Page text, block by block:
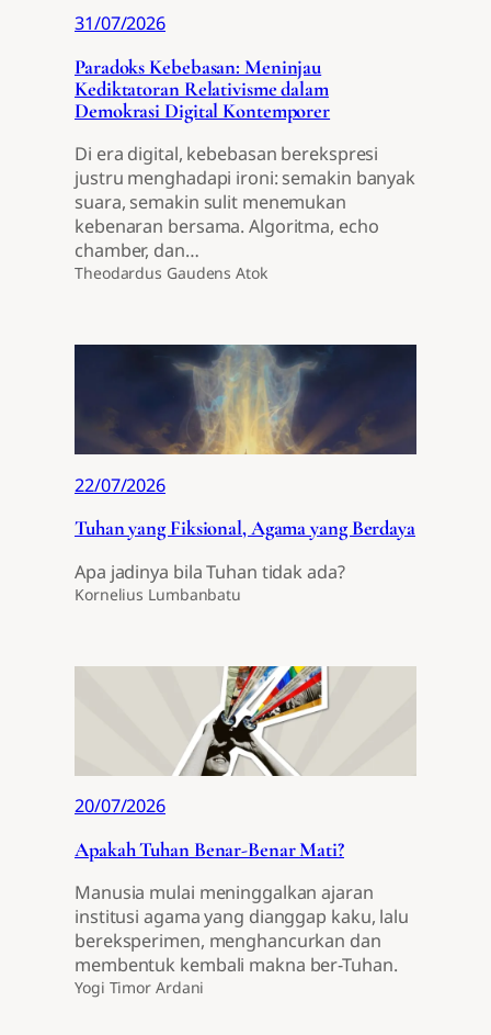
31/07/2026
Paradoks Kebebasan: Meninjau
Kediktatoran Relativisme dalam
Demokrasi Digital Kontemporer
Di era digital, kebebasan berekspresi
justru menghadapi ironi: semakin banyak
suara, semakin sulit menemukan
kebenaran bersama. Algoritma, echo
chamber, dan…
Theodardus Gaudens Atok
22/07/2026
Tuhan yang Fiksional, Agama yang Berdaya
Apa jadinya bila Tuhan tidak ada?
Kornelius Lumbanbatu
20/07/2026
Apakah Tuhan Benar-Benar Mati?
Manusia mulai meninggalkan ajaran
institusi agama yang dianggap kaku, lalu
bereksperimen, menghancurkan dan
membentuk kembali makna ber-Tuhan.
Yogi Timor Ardani